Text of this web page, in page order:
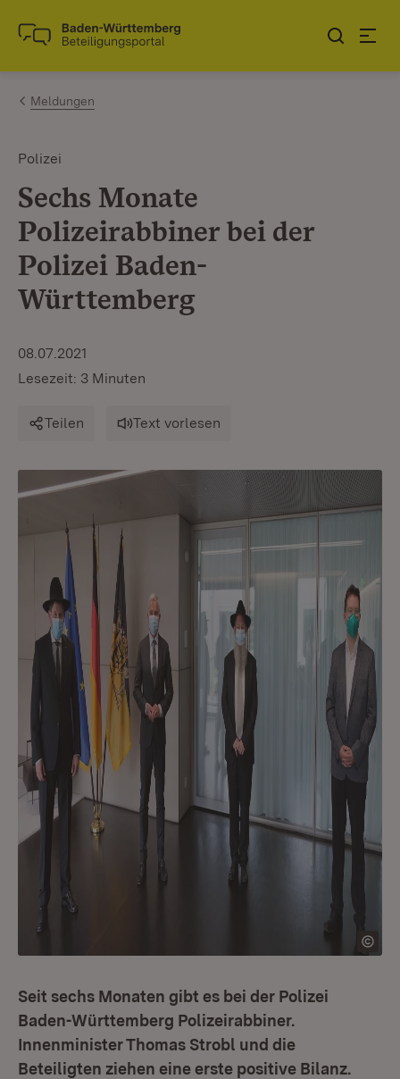
Zum Inhalt springen
Link zur Startseite
Meldungen
Polizei
Sechs Monate
Polizeirabbiner bei der
Polizei Baden-
Württemberg
08.07.2021
Lesezeit: 3 Minuten
Teilen Text vorlesen
Seit sechs Monaten gibt es bei der Polizei
Baden-Württemberg Polizeirabbiner.
Innenminister Thomas Strobl und die
Beteiligten ziehen eine erste positive Bilanz.